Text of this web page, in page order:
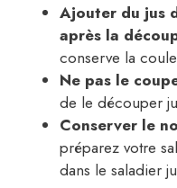
Ajouter du jus
après la
conserve la
Ne pas le
de le découper
Conserver le
préparez votre
dans le saladier